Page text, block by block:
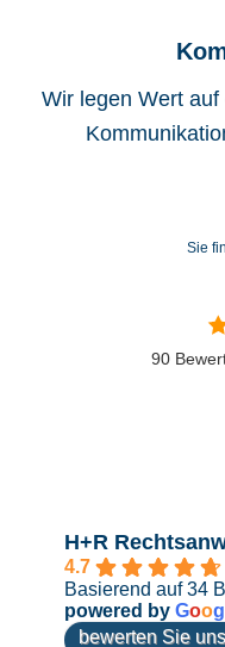
Wir legen Wert
Sie
90
H+R
4.7
Basierend auf 34
powered by Goog
bewerten Sie